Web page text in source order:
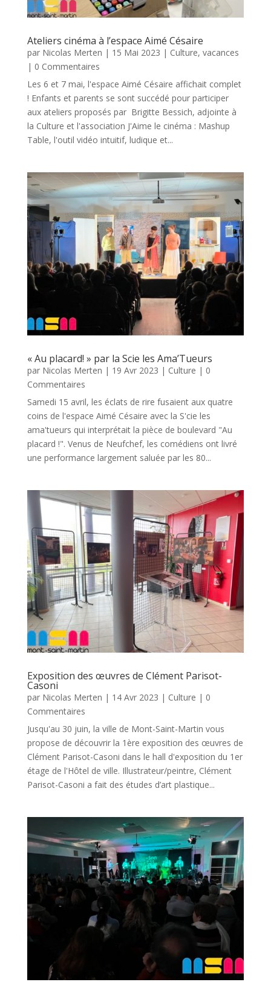
Ateliers cinéma à l’espace Aimé Césaire
par Nicolas Merten | 15 Mai 2023 | Culture, vacances
| 0 Commentaires
Les 6 et 7 mai, l'espace Aimé Césaire affichait complet
! Enfants et parents se sont succédé pour participer
aux ateliers proposés par Brigitte Bessich, adjointe à
la Culture et l'association J'Aime le cinéma : Mashup
Table, l'outil vidéo intuitif, ludique et...
« Au placard! » par la Scie les Ama’Tueurs
par Nicolas Merten | 19 Avr 2023 | Culture | 0
Commentaires
Samedi 15 avril, les éclats de rire fusaient aux quatre
coins de l'espace Aimé Césaire avec la S'cie les
ama'tueurs qui interprétait la pièce de boulevard "Au
placard !". Venus de Neufchef, les comédiens ont livré
une performance largement saluée par les 80...
Exposition des œuvres de Clément Parisot-
Casoni
par Nicolas Merten | 14 Avr 2023 | Culture | 0
Commentaires
Jusqu'au 30 juin, la ville de Mont-Saint-Martin vous
propose de découvrir la 1ère exposition des œuvres de
Clément Parisot-Casoni dans le hall d'exposition du 1er
étage de l'Hôtel de ville. Illustrateur/peintre, Clément
Parisot-Casoni a fait des études d’art plastique...